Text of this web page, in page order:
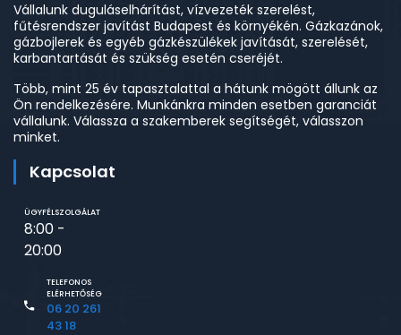
Vállalunk duguláselhárítást, vízvezeték szerelést,
fűtésrendszer javítást Budapest és környékén. Gázkazánok,
gázbojlerek és egyéb gázkészülékek javítását, szerelését,
karbantartását és szükség esetén cseréjét.
Több, mint 25 év tapasztalattal a hátunk mögött állunk az
Ön rendelkezésére. Munkánkra minden esetben garanciát
vállalunk. Válassza a szakemberek segítségét, válasszon
minket.
Kapcsolat
ÜGYFÉLSZOLGÁLAT
8:00 -
20:00
TELEFONOS
ELÉRHETŐSÉG
06 20 261
43 18